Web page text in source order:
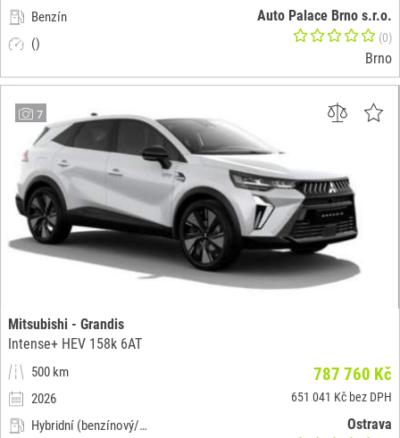
Benzín
()
Auto Palace Brno s.r.o.
(0)
Brno
7
Mitsubishi - Grandis
Intense+ HEV 158k 6AT
500 km
2026
Hybridní (benzínový/elektrický)
787 760 Kč
651 041 Kč bez DPH
Ostrava